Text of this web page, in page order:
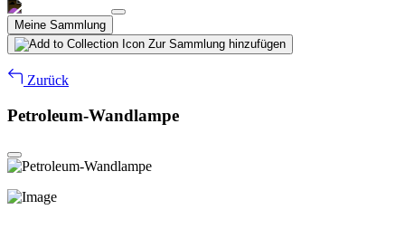
Meine Sammlung
Zur Sammlung hinzufügen
Zurück
Petroleum-Wandlampe